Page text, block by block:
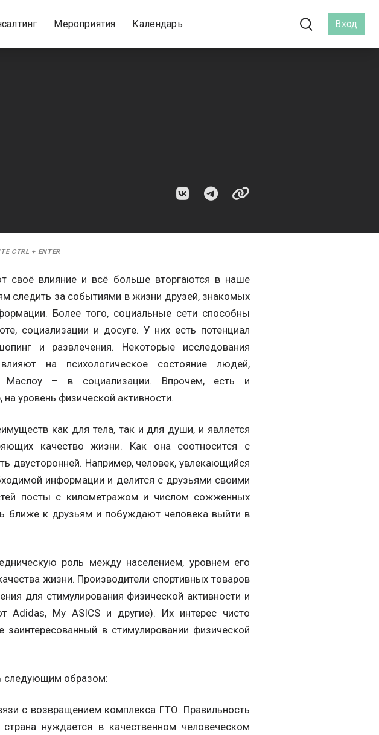
Мероприятия Календарь Вход
CTRL + ENTER
своё влияние и всё больше вторгаются в наше
следить за событиями в жизни друзей, знакомых
Более того, социальные сети способны
социализации и досуге. У них есть потенциал
и развлечения. Некоторые исследования
на психологическое состояние людей,
Маслоу – в социализации. Впрочем, есть и
уровень физической активности.
как для тела, так и для души, и является
качество жизни. Как она соотносится с
двусторонней. Например, человек, увлекающийся
информации и делится с друзьями своими
посты с километражом и числом сожженных
ближе к друзьям и побуждают человека выйти в
роль между населением, уровнем его
жизни. Производители спортивных товаров
для стимулирования физической активности и
Adidas, My ASICS и другие). Их интерес чисто
в стимулировании физической
следующим образом:
с возвращением комплекса ГТО. Правильность
нуждается в качественном человеческом